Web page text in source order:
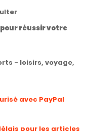
réussir votre
- loisirs, voyage,
avec PayPal
pour les articles